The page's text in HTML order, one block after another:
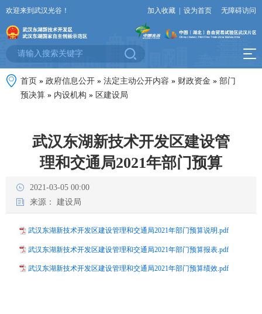
欢迎来到武汉光谷！ 加入收藏 设为首页 无障碍访问
首页 » 政府信息公开 » 法定主动公开内容 » 财政资金 » 部门
预决算 » 内设机构 » 区建设局
武汉东湖新技术开发区建设管
理和交通局2021年部门预算
2021-03-05 00:00
来源： 建设局
武汉东湖新技术开发区建设管理和交通局2021年部门预算说明.pdf
武汉东湖新技术开发区建设管理和交通局2021年部门预算报表.pdf
武汉东湖新技术开发区建设管理和交通局2021年部门预算绩效.pdf